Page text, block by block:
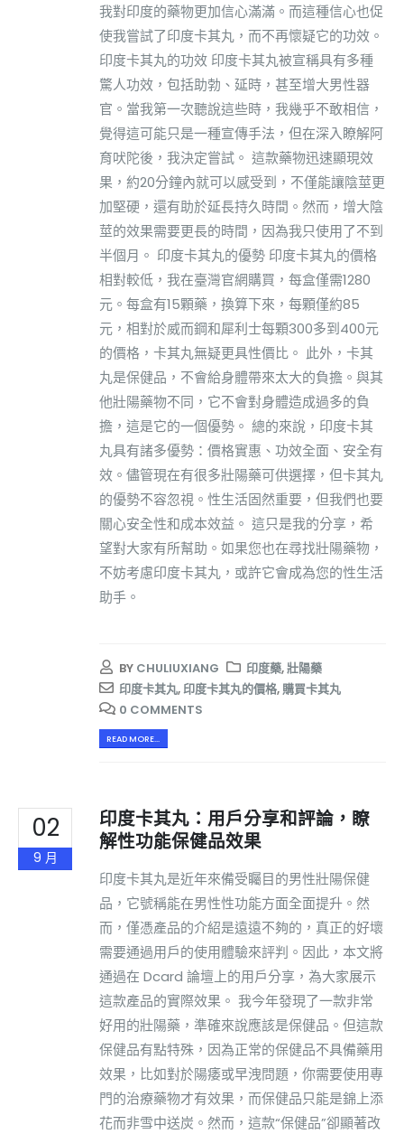
我對印度的藥物更加信心滿滿。而這種信心也促
使我嘗試了印度卡其丸，而不再懷疑它的功效。
印度卡其丸的功效 印度卡其丸被宣稱具有多種
驚人功效，包括助勃、延時，甚至增大男性器
官。當我第一次聽說這些時，我幾乎不敢相信，
覺得這可能只是一種宣傳手法，但在深入瞭解阿
育吠陀後，我決定嘗試。 這款藥物迅速顯現效
果，約20分鐘內就可以感受到，不僅能讓陰莖更
加堅硬，還有助於延長持久時間。然而，增大陰
莖的效果需要更長的時間，因為我只使用了不到
半個月。 印度卡其丸的優勢 印度卡其丸的價格
相對較低，我在臺灣官網購買，每盒僅需1280
元。每盒有15顆藥，換算下來，每顆僅約85
元，相對於威而鋼和犀利士每顆300多到400元
的價格，卡其丸無疑更具性價比。 此外，卡其
丸是保健品，不會給身體帶來太大的負擔。與其
他壯陽藥物不同，它不會對身體造成過多的負
擔，這是它的一個優勢。 總的來說，印度卡其
丸具有諸多優勢：價格實惠、功效全面、安全有
效。儘管現在有很多壯陽藥可供選擇，但卡其丸
的優勢不容忽視。性生活固然重要，但我們也要
關心安全性和成本效益。 這只是我的分享，希
望對大家有所幫助。如果您也在尋找壯陽藥物，
不妨考慮印度卡其丸，或許它會成為您的性生活
助手。
BY CHULIUXIANG 印度藥,壯陽藥
印度卡其丸,印度卡其丸的價格,購買卡其丸
0 COMMENTS
READ MORE...
02
9 月
印度卡其丸：用戶分享和評論，瞭
解性功能保健品效果
印度卡其丸是近年來備受矚目的男性壯陽保健
品，它號稱能在男性性功能方面全面提升。然
而，僅憑產品的介紹是遠遠不夠的，真正的好壞
需要通過用戶的使用體驗來評判。因此，本文將
通過在 Dcard 論壇上的用戶分享，為大家展示
這款產品的實際效果。 我今年發現了一款非常
好用的壯陽藥，準確來說應該是保健品。但這款
保健品有點特殊，因為正常的保健品不具備藥用
效果，比如對於陽痿或早洩問題，你需要使用專
門的治療藥物才有效果，而保健品只能是錦上添
花而非雪中送炭。然而，這款“保健品”卻顯著改